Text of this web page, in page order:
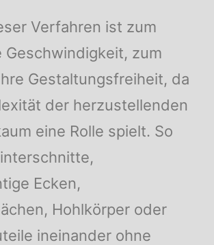
Verfahren ist zum
Geschwindigkeit, zum
Gestaltungsfreiheit, da
der herzustellenden
eine Rolle spielt. So
Ecken,
Hohlkörper oder
ineinander ohne